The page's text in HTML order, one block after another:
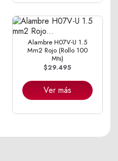
Alambre H07V-U 1.5
Mm2 Rojo (Rollo 100
Mts)
$29.495
Ver más